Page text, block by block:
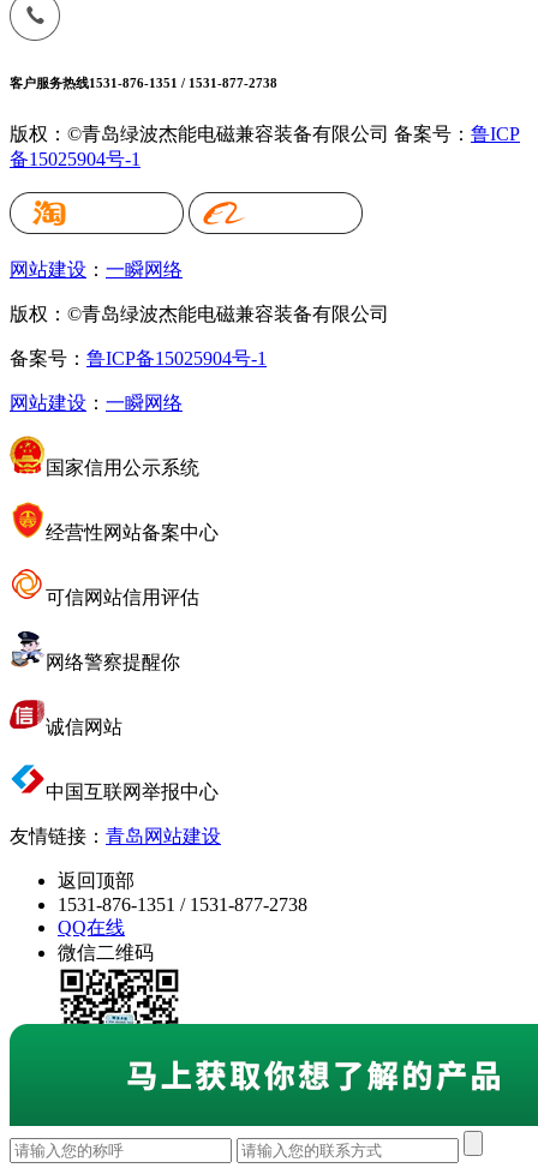
客户服务热线1531-876-1351 / 1531-877-2738
版权：©青岛绿波杰能电磁兼容装备有限公司 备案号： 鲁ICP
备15025904号-1
网站建设 ： 一瞬网络
版权：©青岛绿波杰能电磁兼容装备有限公司
备案号： 鲁ICP备15025904号-1
网站建设 ： 一瞬网络
国家信用公示系统
经营性网站备案中心
可信网站信用评估
网络警察提醒你
诚信网站
中国互联网举报中心
友情链接： 青岛网站建设
返回顶部
1531-876-1351 / 1531-877-2738
QQ在线
微信二维码